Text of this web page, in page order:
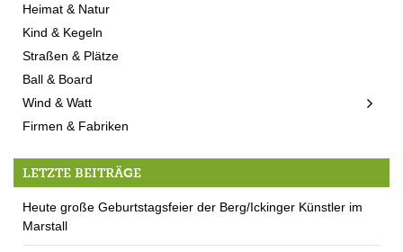
Heimat & Natur
Kind & Kegeln
Straßen & Plätze
Ball & Board
Wind & Watt
Firmen & Fabriken
LETZTE BEITRÄGE
Heute große Geburtstagsfeier der Berg/Ickinger Künstler im
Marstall